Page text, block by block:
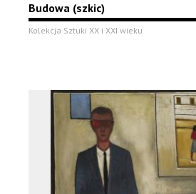
Budowa (szkic)
Kolekcja Sztuki XX i XXI wieku